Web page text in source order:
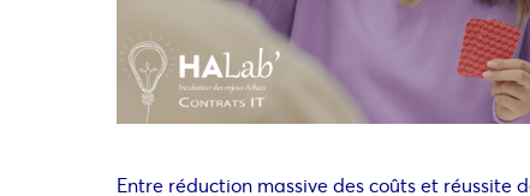
Entre réduction massive des coûts et réussite